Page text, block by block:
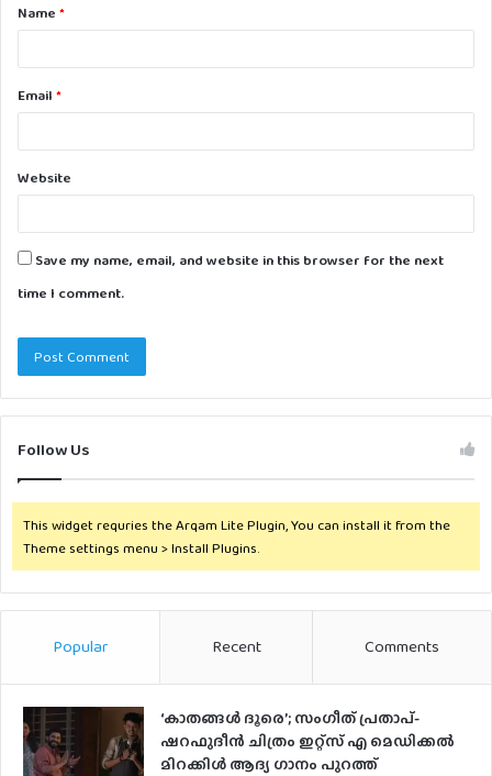
*Name *
Email *
Website
Save my name, email, and website in this browser for the next
time I comment.
Follow Us
This widget requries the Arqam Lite Plugin, You can install it from the
Theme settings menu > Install Plugins.
Popular Recent Comments
‘കാതങ്ങൾ ദൂരെ’; സംഗീത് പ്രതാപ്-
ഷറഫുദീൻ ചിത്രം ഇറ്റ്സ് എ മെഡിക്കൽ
മിറക്കിൾ ആദ്യ ഗാനം പുറത്ത്